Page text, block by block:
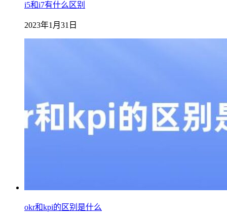
i5和i7有什么区别
2023年1月31日
okr和kpi的区别是什么